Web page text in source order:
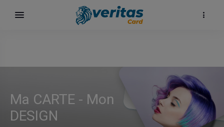
Ma CARTE - Mon
DESIGN